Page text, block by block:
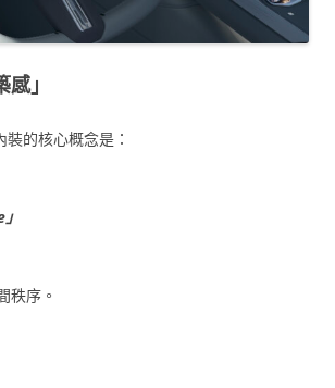
」
的核心概念是：
秩序。